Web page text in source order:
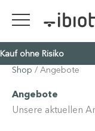
Kauf ohne Risiko
Shop / Angebote
Angebote
Unsere aktuellen